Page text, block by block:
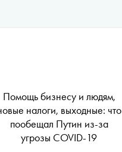
Помощь бизнесу и людям,
налоги, выходные: что
пообещал Путин из-за
угрозы COVID-19